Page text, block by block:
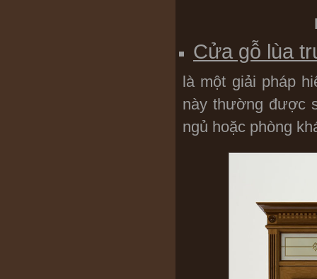
Cửa gỗ lùa
là một giải pháp
này thường được
ngủ hoặc phòng